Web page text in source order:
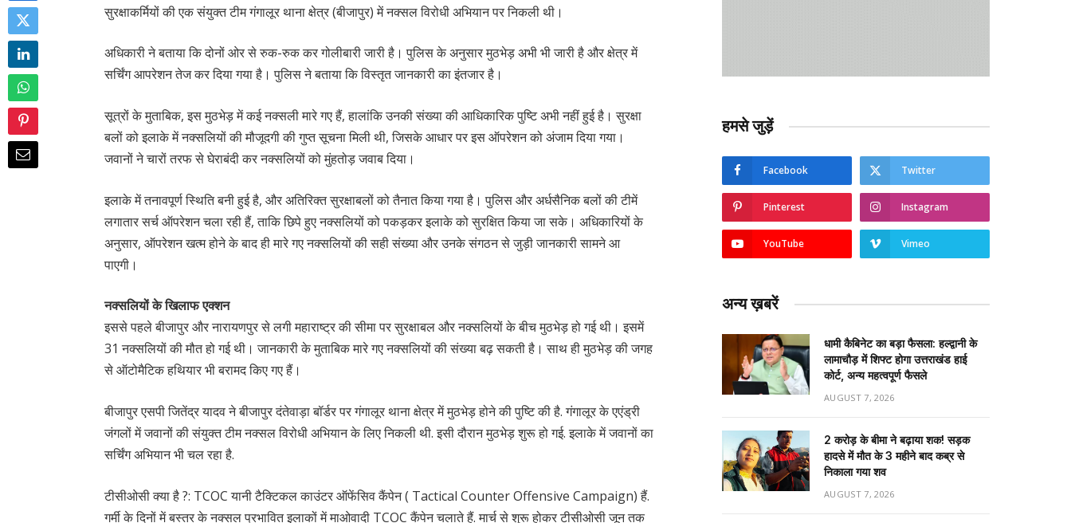
सुरक्षाकर्मियों की एक संयुक्त टीम गंगालूर थाना क्षेत्र (बीजापुर) में नक्सल विरोधी अभियान पर निकली थी।
अधिकारी ने बताया कि दोनों ओर से रुक-रुक कर गोलीबारी जारी है। पुलिस के अनुसार मुठभेड़ अभी भी जारी है और क्षेत्र में
सर्चिंग आपरेशन तेज कर दिया गया है। पुलिस ने बताया कि विस्तृत जानकारी का इंतजार है।
सूत्रों के मुताबिक, इस मुठभेड़ में कई नक्सली मारे गए हैं, हालांकि उनकी संख्या की आधिकारिक पुष्टि अभी नहीं हुई है। सुरक्षा
बलों को इलाके में नक्सलियों की मौजूदगी की गुप्त सूचना मिली थी, जिसके आधार पर इस ऑपरेशन को अंजाम दिया गया।
जवानों ने चारों तरफ से घेराबंदी कर नक्सलियों को मुंहतोड़ जवाब दिया।
इलाके में तनावपूर्ण स्थिति बनी हुई है, और अतिरिक्त सुरक्षाबलों को तैनात किया गया है। पुलिस और अर्धसैनिक बलों की टीमें
लगातार सर्च ऑपरेशन चला रही हैं, ताकि छिपे हुए नक्सलियों को पकड़कर इलाके को सुरक्षित किया जा सके। अधिकारियों के
अनुसार, ऑपरेशन खत्म होने के बाद ही मारे गए नक्सलियों की सही संख्या और उनके संगठन से जुड़ी जानकारी सामने आ
पाएगी।
नक्सलियों के खिलाफ एक्शन
इससे पहले बीजापुर और नारायणपुर से लगी महाराष्ट्र की सीमा पर सुरक्षाबल और नक्सलियों के बीच मुठभेड़ हो गई थी। इसमें
31 नक्सलियों की मौत हो गई थी। जानकारी के मुताबिक मारे गए नक्सलियों की संख्या बढ़ सकती है। साथ ही मुठभेड़ की जगह
से ऑटोमैटिक हथियार भी बरामद किए गए हैं।
बीजापुर एसपी जितेंद्र यादव ने बीजापुर दंतेवाड़ा बॉर्डर पर गंगालूर थाना क्षेत्र में मुठभेड़ होने की पुष्टि की है. गंगालूर के एएंड्री
जंगलों में जवानों की संयुक्त टीम नक्सल विरोधी अभियान के लिए निकली थी. इसी दौरान मुठभेड़ शुरू हो गई. इलाके में जवानों का
सर्चिंग अभियान भी चल रहा है.
टीसीओसी क्या है ?: TCOC यानी टैक्टिकल काउंटर ऑफेंसिव कैंपेन ( Tactical Counter Offensive Campaign) हैं.
गर्मी के दिनों में बस्तर के नक्सल प्रभावित इलाकों में माओवादी TCOC कैंपेन चलाते हैं. मार्च से शुरू होकर टीसीओसी जून तक
हमसे जुड़ें
Facebook Twitter
Pinterest Instagram
YouTube Vimeo
अन्य ख़बरें
धामी कैबिनेट का बड़ा फैसला: हल्द्वानी के
लामाचौड़ में शिफ्ट होगा उत्तराखंड हाई
कोर्ट, अन्य महत्वपूर्ण फैसले
AUGUST 7, 2026
2 करोड़ के बीमा ने बढ़ाया शक! सड़क
हादसे में मौत के 3 महीने बाद कब्र से
निकाला गया शव
AUGUST 7, 2026